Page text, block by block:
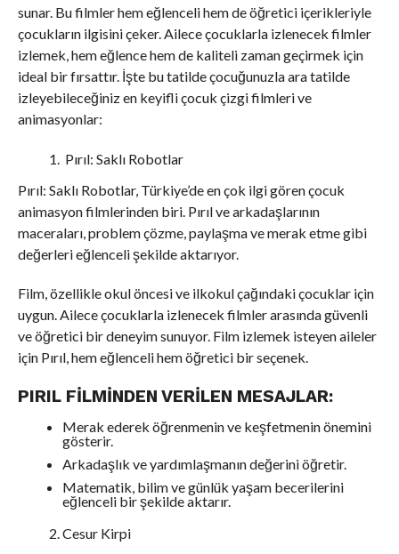
sunar. Bu filmler hem eğlenceli hem de öğretici içerikleriyle
çocukların ilgisini çeker. Ailece çocuklarla izlenecek filmler
izlemek, hem eğlence hem de kaliteli zaman geçirmek için
ideal bir fırsattır. İşte bu tatilde çocuğunuzla ara tatilde
izleyebileceğiniz en keyifli çocuk çizgi filmleri ve
animasyonlar:
Pırıl: Saklı Robotlar
Pırıl: Saklı Robotlar, Türkiye’de en çok ilgi gören çocuk
animasyon filmlerinden biri. Pırıl ve arkadaşlarının
maceraları, problem çözme, paylaşma ve merak etme gibi
değerleri eğlenceli şekilde aktarıyor.
Film, özellikle okul öncesi ve ilkokul çağındaki çocuklar için
uygun. Ailece çocuklarla izlenecek filmler arasında güvenli
ve öğretici bir deneyim sunuyor. Film izlemek isteyen aileler
için Pırıl, hem eğlenceli hem öğretici bir seçenek.
PIRIL FILMINDEN VERILEN MESAJLAR:
Merak ederek öğrenmenin ve keşfetmenin önemini
gösterir.
Arkadaşlık ve yardımlaşmanın değerini öğretir.
Matematik, bilim ve günlük yaşam becerilerini
eğlenceli bir şekilde aktarır.
Cesur Kirpi